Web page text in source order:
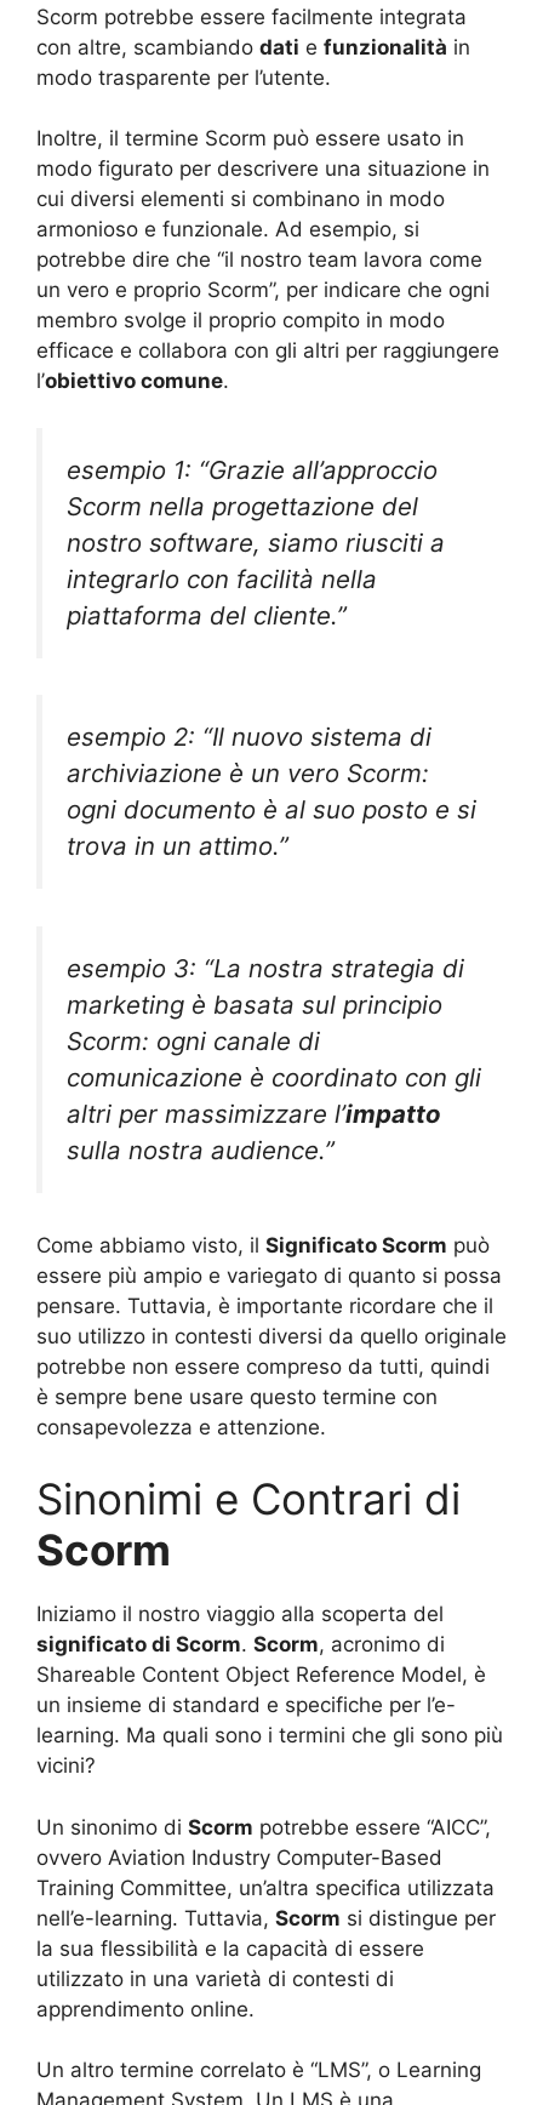
Scorm potrebbe essere facilmente integrata
con altre, scambiando dati e funzionalità in
modo trasparente per l’utente.
Inoltre, il termine Scorm può essere usato in
modo figurato per descrivere una situazione in
cui diversi elementi si combinano in modo
armonioso e funzionale. Ad esempio, si
potrebbe dire che “il nostro team lavora come
un vero e proprio Scorm”, per indicare che ogni
membro svolge il proprio compito in modo
efficace e collabora con gli altri per raggiungere
l’obiettivo comune.
esempio 1: “Grazie all’approccio
Scorm nella progettazione del
nostro software, siamo riusciti a
integrarlo con facilità nella
piattaforma del cliente.”
esempio 2: “Il nuovo sistema di
archiviazione è un vero Scorm:
ogni documento è al suo posto e si
trova in un attimo.”
esempio 3: “La nostra strategia di
marketing è basata sul principio
Scorm: ogni canale di
comunicazione è coordinato con gli
altri per massimizzare l’impatto
sulla nostra audience.”
Come abbiamo visto, il Significato Scorm può
essere più ampio e variegato di quanto si possa
pensare. Tuttavia, è importante ricordare che il
suo utilizzo in contesti diversi da quello originale
potrebbe non essere compreso da tutti, quindi
è sempre bene usare questo termine con
consapevolezza e attenzione.
Sinonimi e Contrari di
Scorm
Iniziamo il nostro viaggio alla scoperta del
significato di Scorm. Scorm, acronimo di
Shareable Content Object Reference Model, è
un insieme di standard e specifiche per l’e-
learning. Ma quali sono i termini che gli sono più
vicini?
Un sinonimo di Scorm potrebbe essere “AICC”,
ovvero Aviation Industry Computer-Based
Training Committee, un’altra specifica utilizzata
nell’e-learning. Tuttavia, Scorm si distingue per
la sua flessibilità e la capacità di essere
utilizzato in una varietà di contesti di
apprendimento online.
Un altro termine correlato è “LMS”, o Learning